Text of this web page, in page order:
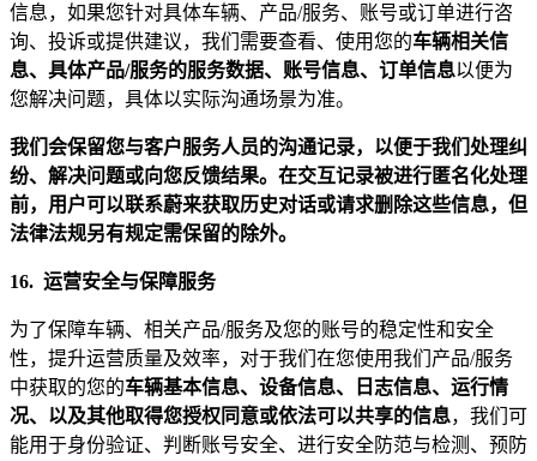
信息，如果您针对具体车辆、产品/服务、账号或订单进行咨
询、投诉或提供建议，我们需要查看、使用您的车辆相关信
息、具体产品/服务的服务数据、账号信息、订单信息以便为
您解决问题，具体以实际沟通场景为准。
我们会保留您与客户服务人员的沟通记录，以便于我们处理纠
纷、解决问题或向您反馈结果。在交互记录被进行匿名化处理
前，用户可以联系蔚来获取历史对话或请求删除这些信息，但
法律法规另有规定需保留的除外。
16. 运营安全与保障服务
为了保障车辆、相关产品/服务及您的账号的稳定性和安全
性，提升运营质量及效率，对于我们在您使用我们产品/服务
中获取的您的车辆基本信息、设备信息、日志信息、运行情
况、以及其他取得您授权同意或依法可以共享的信息，我们可
能用于身份验证、判断账号安全、进行安全防范与检测、预防